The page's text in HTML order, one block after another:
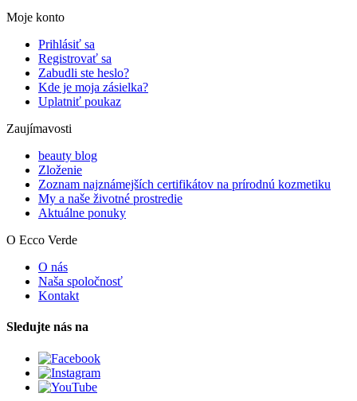
Moje konto
Prihlásiť sa
Registrovať sa
Zabudli ste heslo?
Kde je moja zásielka?
Uplatniť poukaz
Zaujímavosti
beauty blog
Zloženie
Zoznam najznámejších certifikátov na prírodnú kozmetiku
My a naše životné prostredie
Aktuálne ponuky
O Ecco Verde
O nás
Naša spoločnosť
Kontakt
Sledujte nás na